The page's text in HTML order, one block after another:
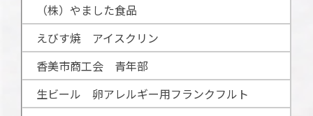
（株）やました食品
えびす焼 アイスクリン
香美市商工会 青年部
生ビール 卵アレルギー用フランクフルト